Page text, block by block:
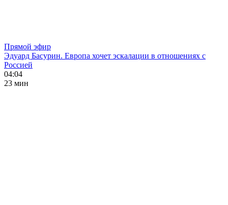
Прямой эфир
Эдуард Басурин. Европа хочет эскалации в отношениях с
Россией
04:04
23 мин